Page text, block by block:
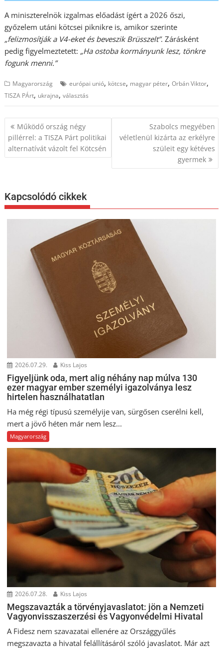
A miniszterelnök izgalmas előadást ígért a 2026 őszi,
győzelem utáni kötcsei piknikre is, amikor szerinte
„felizmosítják a V4-eket és beveszik Brüsszelt”. Zárásként
pedig figyelmeztetett: „Ha ostoba kormányunk lesz, tönkre
fogunk menni.”
Magyarország európai unió, kötcse, magyar péter,Orbán Viktor,
TISZA PÁrt, ukrajna,választás
Bejegyzés
navigáció
Működő ország négy
pillérrel: a TISZA Párt politikai
alternatívát vázolt fel Kötcsén
Szabolcs megyében
véletlenül kizárta az erkélyre
szüleit egy kétéves
gyermek
Kapcsolódó cikkek
2026.07.29. Kiss Lajos
Figyeljünk oda, mert alig néhány nap múlva 130
ezer magyar ember személyi igazolványa lesz
hirtelen használhatatlan
Ha még régi típusú személyije van, sürgősen cserélni kell,
mert a jövő héten már nem lesz...
Magyarország
2026.07.28. Kiss Lajos
Megszavazták a törvényjavaslatot: jön a Nemzeti
Vagyonvisszaszerzési és Vagyonvédelmi Hivatal
A Fidesz nem szavazatai ellenére az Országgyűlés
megszavazta a hivatal felállításáról szóló javaslatot. Már azt